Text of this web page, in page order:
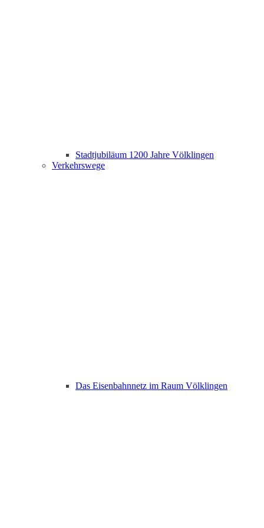
Stadtjubiläum 1200 Jahre Völklingen
Verkehrswege
Das Eisenbahnnetz im Raum Völklingen